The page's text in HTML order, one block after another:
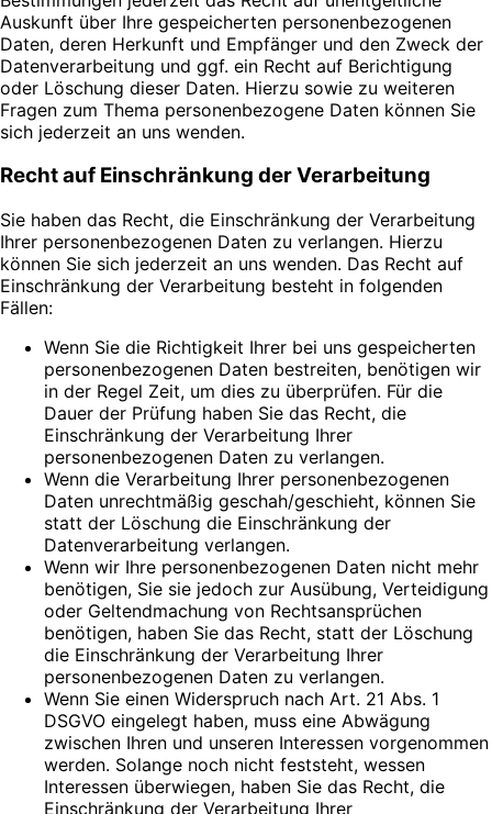
Auskunft über Ihre gespeicherten personenbezogenen
Daten, deren Herkunft und Empfänger und den Zweck der
Datenverarbeitung und ggf. ein Recht auf Berichtigung
oder Löschung dieser Daten. Hierzu sowie zu weiteren
Fragen zum Thema personenbezogene Daten können Sie
sich jederzeit an uns wenden.
Recht auf Einschränkung der Verarbeitung
Sie haben das Recht, die Einschränkung der Verarbeitung
Ihrer personenbezogenen Daten zu verlangen. Hierzu
können Sie sich jederzeit an uns wenden. Das Recht auf
Einschränkung der Verarbeitung besteht in folgenden
Fällen:
Wenn Sie die Richtigkeit Ihrer bei uns gespeicherten
personenbezogenen Daten bestreiten, benötigen wir
in der Regel Zeit, um dies zu überprüfen. Für die
Dauer der Prüfung haben Sie das Recht, die
Einschränkung der Verarbeitung Ihrer
personenbezogenen Daten zu verlangen.
Wenn die Verarbeitung Ihrer personenbezogenen
Daten unrechtmäßig geschah/geschieht, können Sie
statt der Löschung die Einschränkung der
Datenverarbeitung verlangen.
Wenn wir Ihre personenbezogenen Daten nicht mehr
benötigen, Sie sie jedoch zur Ausübung, Verteidigung
oder Geltendmachung von Rechtsansprüchen
benötigen, haben Sie das Recht, statt der Löschung
die Einschränkung der Verarbeitung Ihrer
personenbezogenen Daten zu verlangen.
Wenn Sie einen Widerspruch nach Art. 21 Abs. 1
DSGVO eingelegt haben, muss eine Abwägung
zwischen Ihren und unseren Interessen vorgenommen
werden. Solange noch nicht feststeht, wessen
Interessen überwiegen, haben Sie das Recht, die
Einschränkung der Verarbeitung Ihrer